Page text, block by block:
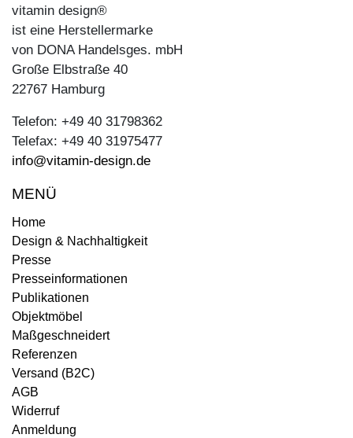
vitamin design®
ist eine Herstellermarke
von DONA Handelsges. mbH
Große Elbstraße 40
22767 Hamburg
Telefon: +49 40 31798362
Telefax: +49 40 31975477
info@vitamin-design.de
MENÜ
Home
Design & Nachhaltigkeit
Presse
Presseinformationen
Publikationen
Objektmöbel
Maßgeschneidert
Referenzen
Versand (B2C)
AGB
Widerruf
Anmeldung